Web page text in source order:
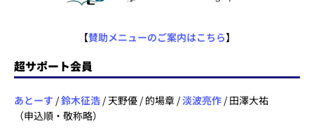
【賛助メニューのご案内はこちら】
超サポート会員
あとーす /鈴木征浩 / 天野優 / 的場章 /淡波亮作 / 田澤大祐
（申込順・敬称略）